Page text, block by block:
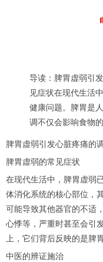
导读：脾胃虚弱引
见症状在现代生活
健康问题。脾胃是
调不仅会影响食物
脾胃虚弱引发心脏疼痛的
脾胃虚弱的常见症状
在现代生活中，脾胃虚弱
体消化系统的核心部位，
可能导致其他器官的不适
心悸等，严重时甚至会引
上，它们背后反映的是脾
中医的辨证施治